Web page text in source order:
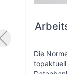
Die